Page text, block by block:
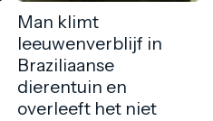
Man klimt
leeuwenverblijf in
Braziliaanse
dierentuin en
overleeft het niet